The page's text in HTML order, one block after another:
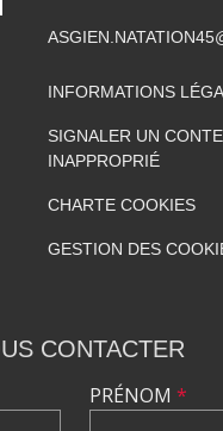
INFORMATIONS
SIGNALER UN
INAPPROPRIÉ
CHARTE COOKIES
GESTION DES
CONTACTER
PRÉNOM *